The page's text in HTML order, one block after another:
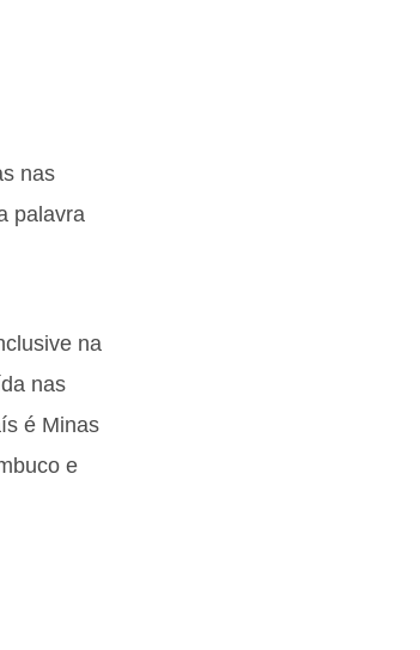
nas
palavra
na
nas
é Minas
e